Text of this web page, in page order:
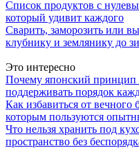
Список продуктов с
который удивит каждого
Сварить, заморозить или
клубнику и землянику до
Это интересно
Почему японский принцип
поддерживать порядок
Как избавиться от вечного
которым пользуются
Что нельзя хранить под
пространство без